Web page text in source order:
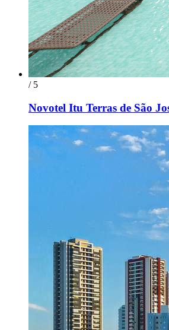
/ 5
Novotel Itu Terras de São